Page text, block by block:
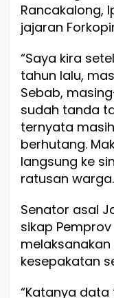
Rancakalong,
jajaran
“Saya kira
tahun lalu,
Sebab,
sudah tanda
ternyata
berhutang.
langsung ke
ratusan warga.
Senator asal
sikap
kesepakatan
“Katanya